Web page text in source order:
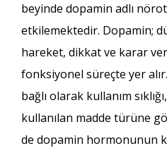
beyinde dopamin adlı
etkilemektedir. Dopamin;
hareket, dikkat ve karar
fonksiyonel süreçte yer
bağlı olarak kullanım
kullanılan madde türüne
de dopamin hormonunun